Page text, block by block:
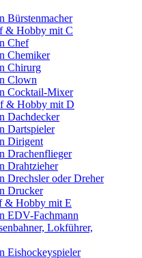
Bürstenmacher
& Hobby mit C
Chef
Chemiker
Chirurg
Clown
Cocktail-Mixer
& Hobby mit D
Dachdecker
Dartspieler
Dirigent
Drachenflieger
Drahtzieher
Drechsler oder Dreher
Drucker
& Hobby mit E
EDV-Fachmann
Lokführer,
Eishockeyspieler